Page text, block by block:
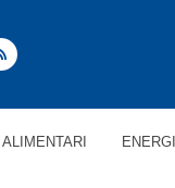
ALIMENTARI